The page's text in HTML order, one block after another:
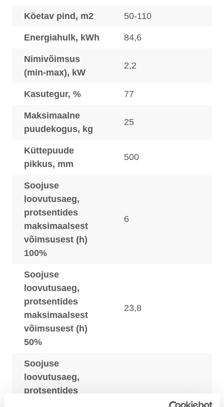
Köetav pind, m2 50-110
Energiahulk, kWh 84,6
Nimivõimsus
(min-max), kW
2,2
Kasutegur, % 77
Maksimaalne
puudekogus, kg
25
Küttepuude
pikkus, mm
500
Soojuse
loovutusaeg,
protsentides
maksimaalsest
võimsusest (h)
100%
6
Soojuse
loovutusaeg,
protsentides
maksimaalsest
võimsusest (h)
50%
23,8
Soojuse
loovutusaeg,
protsentides